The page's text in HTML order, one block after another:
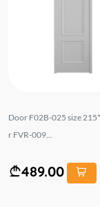
Door F02B-025 size
r FVR-009...
489.00